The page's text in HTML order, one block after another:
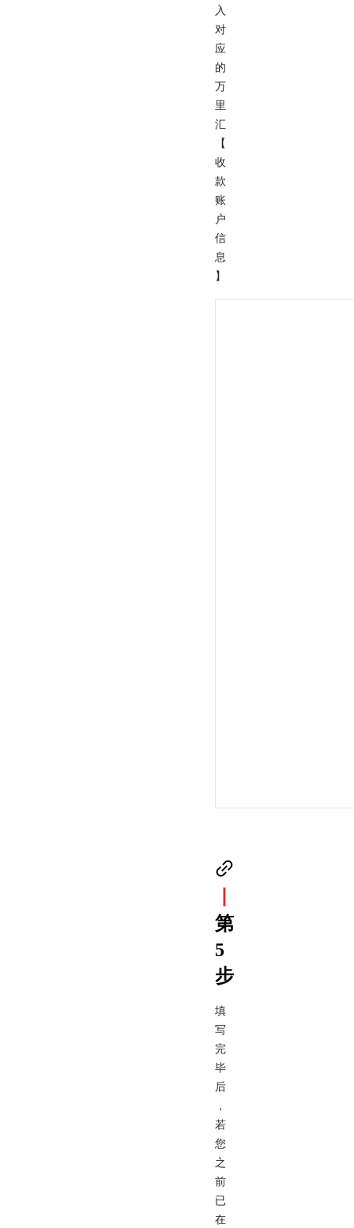
入
对
应
的
万
里
汇
【
收
款
账
户
信
息
】
第
5
步
填
写
完
毕
后
，
若
您
之
前
已
在